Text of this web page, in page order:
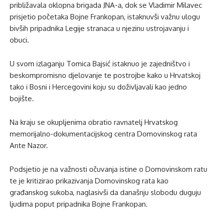
približavala oklopna brigada JNA-a, dok se Vladimir Milavec
prisjetio početaka Bojne Frankopan, istaknuvši važnu ulogu
bivših pripadnika Legije stranaca u njezinu ustrojavanju i
obuci.
U svom izlaganju Tomica Bajsić istaknuo je zajedništvo i
beskompromisno djelovanje te postrojbe kako u Hrvatskoj
tako i Bosni i Hercegovini koju su doživljavali kao jedno
bojište.
Na kraju se okupljenima obratio ravnatelj Hrvatskog
memorijalno-dokumentacijskog centra Domovinskog rata
Ante Nazor.
Podsjetio je na važnosti očuvanja istine o Domovinskom ratu
te je kritizirao prikazivanja Domovinskog rata kao
građanskog sukoba, naglasivši da današnju slobodu duguju
ljudima poput pripadnika Bojne Frankopan.